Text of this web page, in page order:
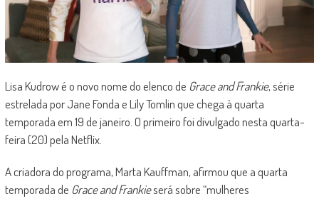
Lisa Kudrow é o novo nome do elenco de Grace and Frankie, série
estrelada por Jane Fonda e Lily Tomlin que chega à quarta
temporada em 19 de janeiro. O primeiro foi divulgado nesta quarta-
feira (20) pela Netflix.
A criadora do programa, Marta Kauffman, afirmou que a quarta
temporada de Grace and Frankieserá sobre “mulheres